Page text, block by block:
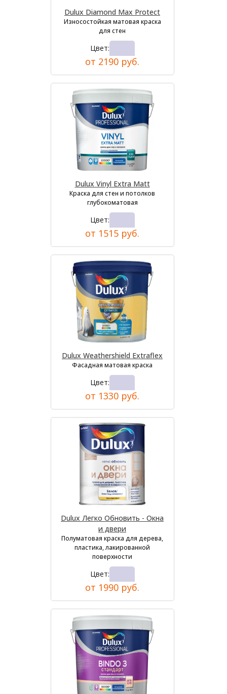
Dulux Diamond Max Protect
Износостойкая матовая краска
для стен
Цвет:
от 2190 руб.
Dulux Vinyl Extra Matt
Краска для стен и потолков
глубокоматовая
Цвет:
от 1515 руб.
Dulux Weathershield Extraflex
Фасадная матовая краска
Цвет:
от 1330 руб.
Dulux Легко Обновить - Окна
и двери
Полуматовая краска для дерева,
пластика, лакированной
поверхности
Цвет:
от 1990 руб.